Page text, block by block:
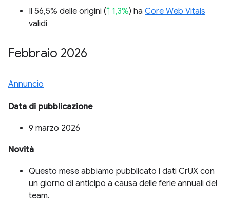
Il 56,5% delle origini (↑ 1,3%) ha Core Web Vitals
validi
Febbraio 2026
Annuncio
Data di pubblicazione
9 marzo 2026
Novità
Questo mese abbiamo pubblicato i dati CrUX con
un giorno di anticipo a causa delle ferie annuali del
team.